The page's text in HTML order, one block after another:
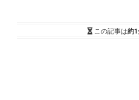
この記事は約